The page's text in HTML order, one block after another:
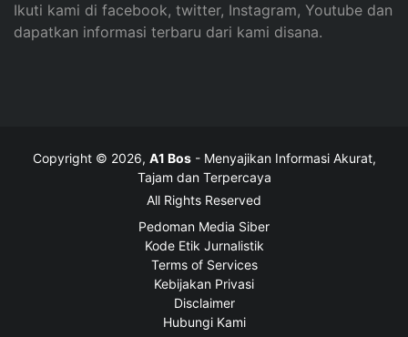
Ikuti kami di facebook, twitter, Instagram, Youtube dan
dapatkan informasi terbaru dari kami disana.
Copyright © 2026, A1 Bos- Menyajikan Informasi Akurat,
Tajam dan Terpercaya
All Rights Reserved
Pedoman Media Siber
Kode Etik Jurnalistik
Terms of Services
Kebijakan Privasi
Disclaimer
Hubungi Kami